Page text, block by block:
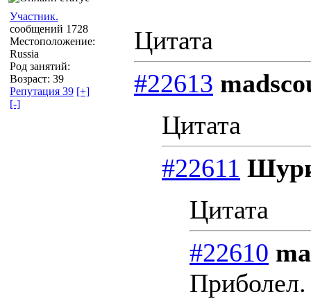
Участник.
сообщений 1728
Местоположение:
Russia
Род занятий:
Возраст: 39
Репутация 39 [+]
[-]
Цитата
#22613
Цитата
#22611
Цитата
#22610
Приболел.